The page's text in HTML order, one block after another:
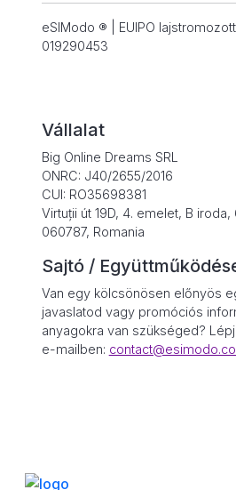
eSIModo ® | EUIPO
019290453
Vállalat
Big Online Dreams SRL
ONRC: J40/2655/2016
CUI: RO35698381
Virtuții út 19D, 4. emelet, B
060787, Romania
Sajtó /
Van egy kölcsönösen előnyös
javaslatod vagy promóciós
anyagokra van szükséged?
e-mailben: